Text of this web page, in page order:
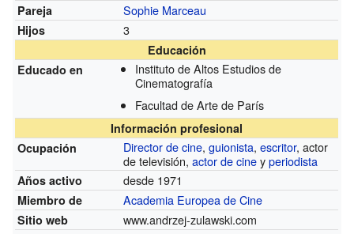
Pareja Sophie Marceau
Hijos 3
Educación
Educado en
Instituto de Altos Estudios de
Cinematografía
Facultad de Arte de París
Información profesional
Ocupación
Director de cine,guionista,escritor, actor
de televisión,actor de cineyperiodista
Años activo desde 1971
Miembro de Academia Europea de Cine
Sitio web www.andrzej-zulawski.com